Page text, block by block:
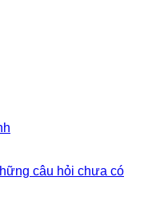
câu hỏi chưa có